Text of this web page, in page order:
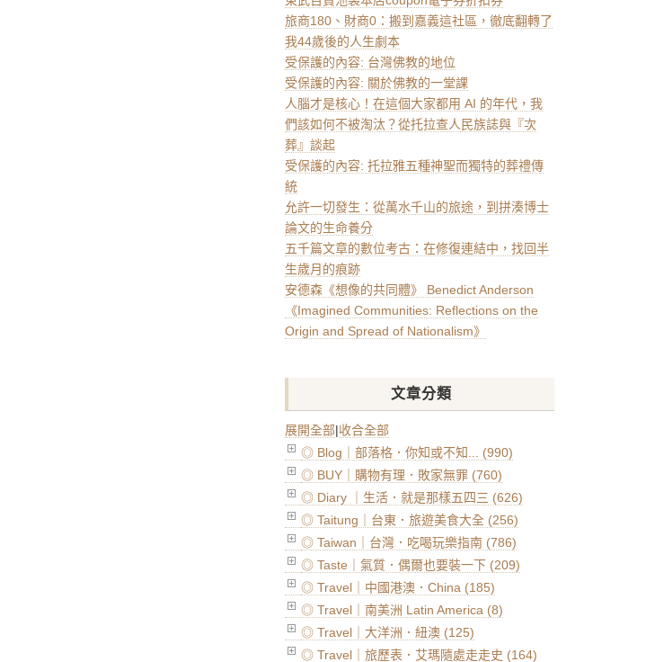
旅商180、財商0：搬到嘉義這社區，徹底翻轉了
我44歲後的人生劇本
受保護的內容: 台灣佛教的地位
受保護的內容: 關於佛教的一堂課
人腦才是核心！在這個大家都用 AI 的年代，我
們該如何不被淘汰？從托拉查人民族誌與『次
葬』談起
受保護的內容: 托拉雅五種神聖而獨特的葬禮傳
統
允許一切發生：從萬水千山的旅途，到拼湊博士
論文的生命養分
五千篇文章的數位考古：在修復連結中，找回半
生歲月的痕跡
安德森《想像的共同體》 Benedict Anderson
《Imagined Communities: Reflections on the
Origin and Spread of Nationalism》
文章分類
展開全部|收合全部
◎ Blog｜部落格．你知或不知... (990)
◎ BUY｜購物有理．敗家無罪 (760)
◎ Diary ｜生活．就是那樣五四三 (626)
◎ Taitung｜台東．旅遊美食大全 (256)
◎ Taiwan｜台灣．吃喝玩樂指南 (786)
◎ Taste｜氣質．偶爾也要裝一下 (209)
◎ Travel｜中國港澳．China (185)
◎ Travel｜南美洲 Latin America (8)
◎ Travel｜大洋洲．紐澳 (125)
◎ Travel｜旅歷表．艾瑪隨處走走史 (164)